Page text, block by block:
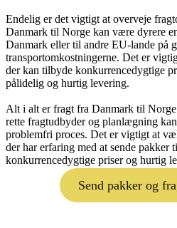
Endelig er det vigtigt at overveje
Danmark til Norge kan være dyrere
Danmark eller til andre EU-lande på
transportomkostningerne. Det er
der kan tilbyde konkurrencedygtige
pålidelig og hurtig levering.
Alt i alt er fragt fra Danmark til
rette fragtudbyder og planlægning
problemfri proces. Det er vigtigt at
der har erfaring med at sende pakker
konkurrencedygtige priser og hurtig
Send pakker og